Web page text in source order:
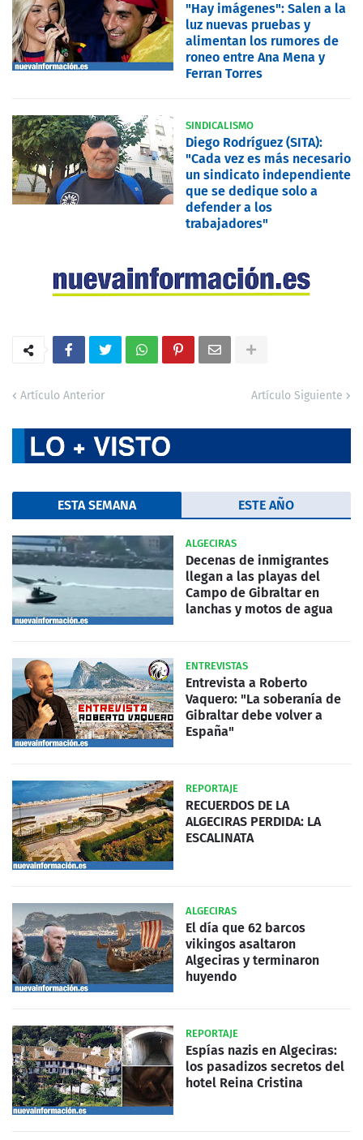
"Hay imágenes": Salen a la
luz nuevas pruebas y
alimentan los rumores de
roneo entre Ana Mena y
Ferran Torres
SINDICALISMO
Diego Rodríguez (SITA):
"Cada vez es más necesario
un sindicato independiente
que se dedique solo a
defender a los
trabajadores"
Artículo Anterior Artículo Siguiente
ESTA SEMANA ESTE AÑO
ALGECIRAS
Decenas de inmigrantes
llegan a las playas del
Campo de Gibraltar en
lanchas y motos de agua
ENTREVISTAS
Entrevista a Roberto
Vaquero: "La soberanía de
Gibraltar debe volver a
España"
REPORTAJE
RECUERDOS DE LA
ALGECIRAS PERDIDA: LA
ESCALINATA
ALGECIRAS
El día que 62 barcos
vikingos asaltaron
Algeciras y terminaron
huyendo
REPORTAJE
Espías nazis en Algeciras:
los pasadizos secretos del
hotel Reina Cristina